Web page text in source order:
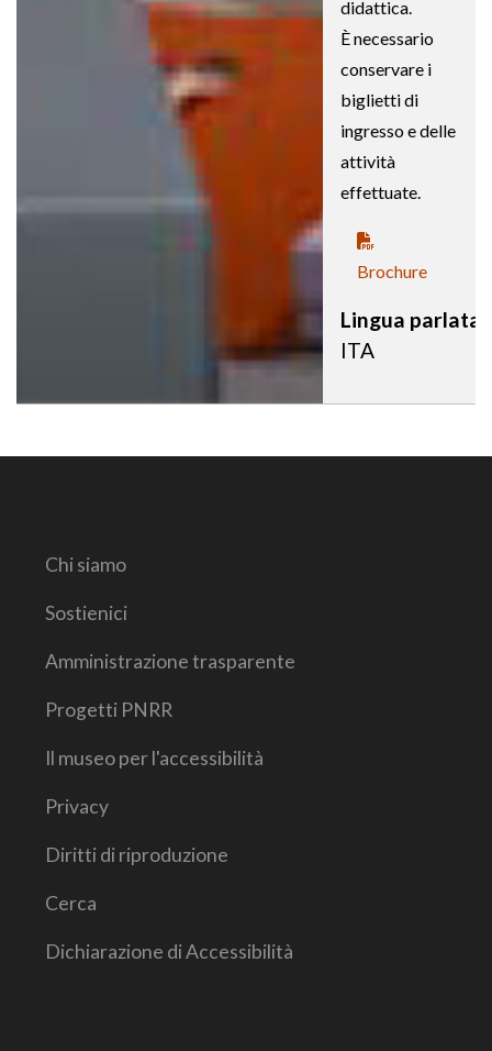
didattica.
È necessario
conservare i
biglietti di
ingresso e delle
attività
effettuate.
Brochure
Lingua parlata
ITA
Chi siamo
Sostienici
Amministrazione trasparente
Progetti PNRR
Il museo per l'accessibilità
Privacy
Diritti di riproduzione
Cerca
Dichiarazione di Accessibilità